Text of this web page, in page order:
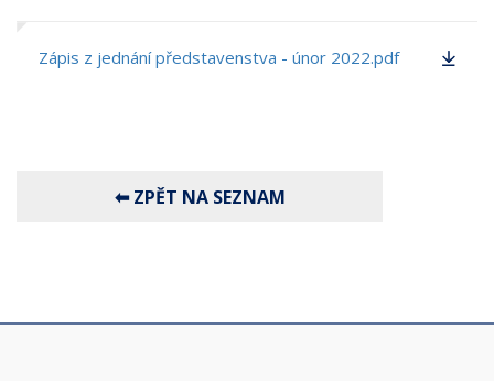
Zápis z jednání představenstva - únor 2022.pdf